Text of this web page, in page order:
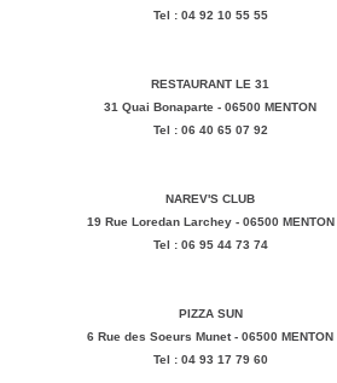
Tel : 04 92 10 55 55
RESTAURANT LE 31
31 Quai Bonaparte - 06500 MENTON
Tel : 06 40 65 07 92
NAREV'S CLUB
19 Rue Loredan Larchey - 06500 MENTON
Tel : 06 95 44 73 74
PIZZA SUN
6 Rue des Soeurs Munet - 06500 MENTON
Tel : 04 93 17 79 60